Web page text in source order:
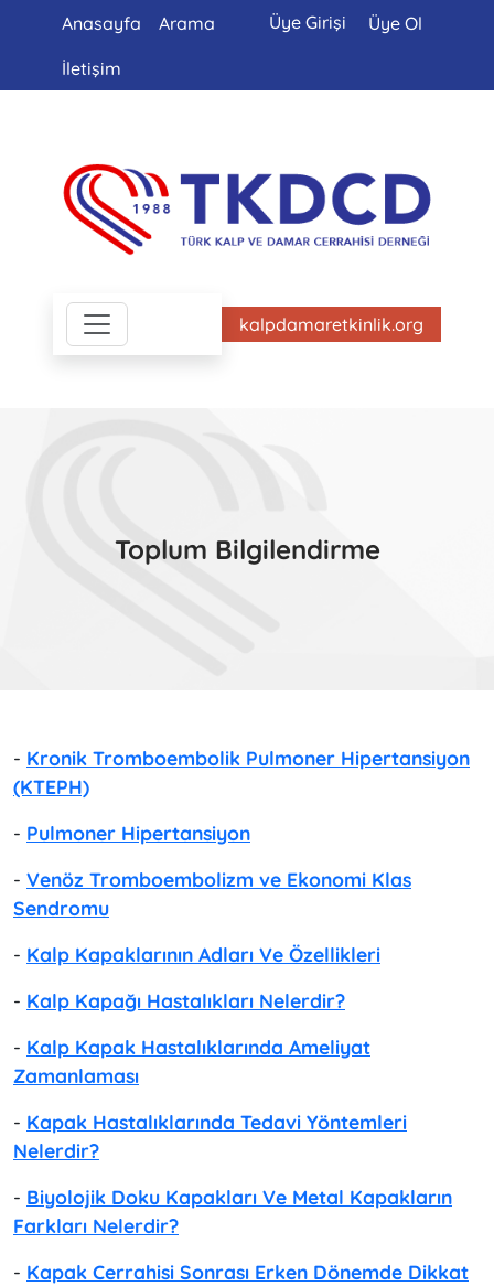
Anasayfa Arama Üye Girişi Üye Ol
İletişim
kalpdamaretkinlik.org
Toplum Bilgilendirme
- Kronik Tromboembolik Pulmoner Hipertansiyon
(KTEPH)
- Pulmoner Hipertansiyon
- Venöz Tromboembolizm ve Ekonomi Klas
Sendromu
- Kalp Kapaklarının Adları Ve Özellikleri
- Kalp Kapağı Hastalıkları Nelerdir?
- Kalp Kapak Hastalıklarında Ameliyat
Zamanlaması
- Kapak Hastalıklarında Tedavi Yöntemleri
Nelerdir?
- Biyolojik Doku Kapakları Ve Metal Kapakların
Farkları Nelerdir?
- Kapak Cerrahisi Sonrası Erken Dönemde Dikkat